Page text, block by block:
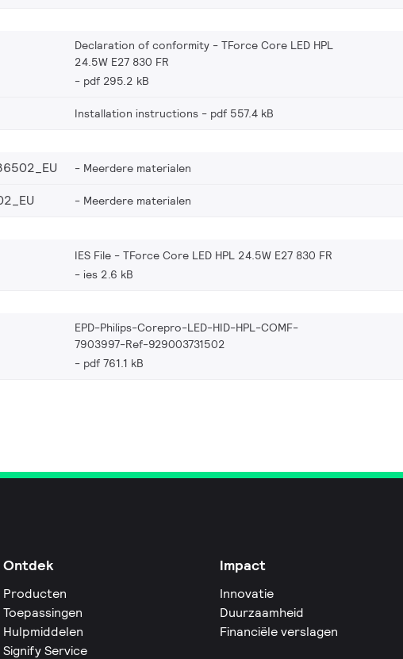
Declaration of conformity - TForce Core LED HPL
24.5W E27 830 FR
pdf 295.2 kB
Installation instructions pdf 557.4 kB
Meerdere materialen
Meerdere materialen
IES File - TForce Core LED HPL 24.5W E27 830 FR
ies 2.6 kB
EPD-Philips-Corepro-LED-HID-HPL-COMF-
7903997-Ref-929003731502
pdf 761.1 kB
Ontdek
Producten
Toepassingen
Hulpmiddelen
Signify Service
Impact
Innovatie
Duurzaamheid
Financiële verslagen